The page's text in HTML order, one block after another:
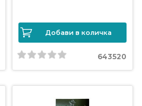
Добави в количка
643520